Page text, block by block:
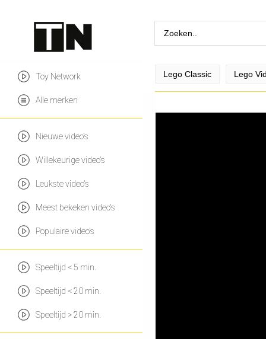
Toy Network
Alle merken
Nieuwe video's
Willekeurige video's
Leukste video's
Meest bekeken video's
Populaire video's
Speeltijd < 5 min.
Speeltijd < 20 min.
Speeltijd > 20 min.
Lego Classic Lego